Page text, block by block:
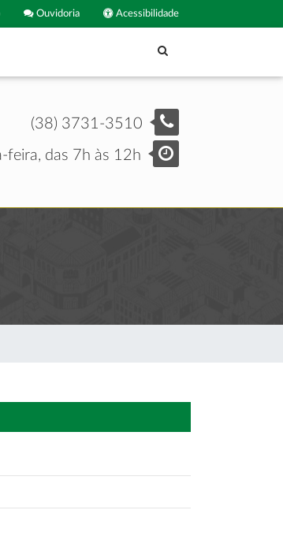
Acessibilidade
Ouvidoria
(38) 3731-3510
feira, das 7h às 12h